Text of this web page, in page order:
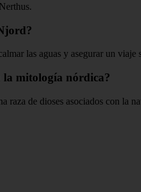
las aguas y asegurar un
la mitología nórdica?
raza de dioses asociados con la